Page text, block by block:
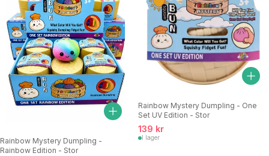
Rainbow Mystery Dumpling -
Rainbow Edition - Stor
Rainbow Mystery Dumpling - One
Set UV Edition - Stor
139 kr
I lager